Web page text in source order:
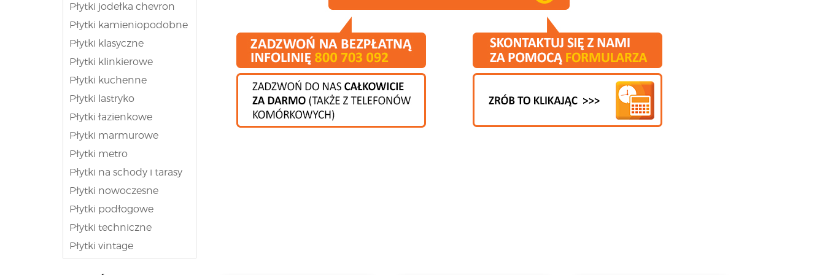
W ofercie naszego sklepu internetowego znajdą Państwo nie tylko typowe płytki ceramiczne na ścianę, ale i wiele innych rodzajów
dekoracyjnej okładziny lub glazury. Wspomnieliśmy już o płytkach ceramicznych na taras, ale czy słyszeli kiedyś Państwo o
cegiełkach? To hit ostatniego sezonu, zyskują one popularność, lecz nadal są mało znane. Warto więc przyjrzeć się, jakie płytki
ceramiczne typu cegiełki mamy w naszym katalogu. Kolejną opcją, sprawdzającą się praktycznie w każdym jednym pomieszczeniu,
są tak zwane płytki ceramiczne drewnopodobne, czyli imitujące z wyglądu ten naturalny materiał. Wykończenie podłogi materiałem
naśladującym piękne drewno daje nam szansę na stworzenie niebanalnego, lub wzorowanego na stylu vintage, wnętrza. Oczywiście
drewnopodobne płytki ceramiczne możemy znaleźć w wersjach pasujących do praktycznie każdego pomieszczenia. Jest to dobra
wiadomość dla osób poszukujących kafelków do bardzo nietypowych zastosowań. Istnieją takie płytki ceramiczne ścienne, choć w
ich przypadku trzeba uważać. Nie każdy model przeznaczony na ścianę można układać na podłodze. Warto więc przeanalizować
przed zakupem właściwości danego modelu.
Płytki jodełka chevron
Płytki kamieniopodobne
Płytki klasyczne
Płytki klinkierowe
Płytki kuchenne
Płytki lastryko
Płytki łazienkowe
Płytki marmurowe
Płytki metro
Płytki na schody i tarasy
Płytki nowoczesne
Płytki podłogowe
Płytki techniczne
Płytki vintage